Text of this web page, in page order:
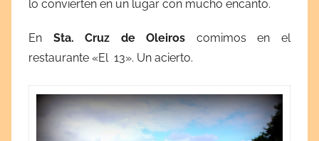
lo convierten en un lugar con mucho encanto.
En Sta. Cruz de Oleiros comimos en el
restaurante «El 13». Un acierto.